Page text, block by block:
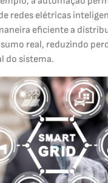
redes elétricas
eficiente a
real, reduzindo
do sistema.